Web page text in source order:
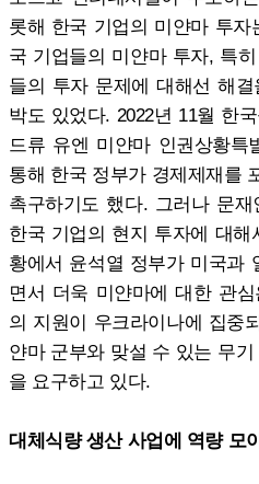
롯해 한국 기업의 미얀마 투
국 기업들의 미얀마 투자, 특
들의 투자 문제에 대해선 해
박도 있었다. 2022년 11월 한
드류 유엔 미얀마 인권상황특
통해 한국 정부가 경제제재를
촉구하기도 했다. 그러나 문
한국 기업의 현지 투자에 대
황에서 윤석열 정부가 미국과
면서 더욱 미얀마에 대한 관
의 지원이 우크라이나에 집중
얀마 군부와 맞설 수 있는 무
을 요구하고 있다.
대체식량 생산 사업에 역량 모